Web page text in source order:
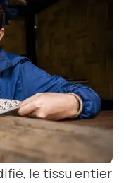
le tissu entier